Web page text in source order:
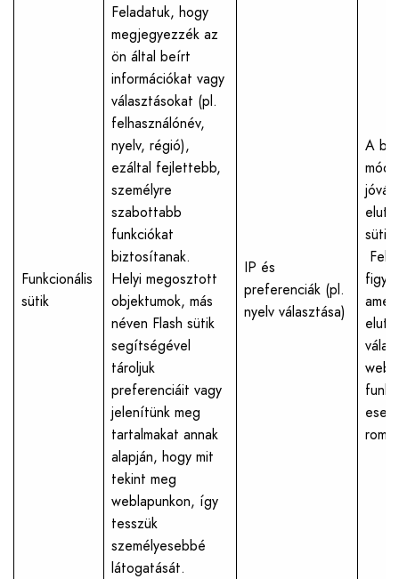
Funkcionális
sütik
Feladatuk, hogy
megjegyezzék az
ön által beírt
információkat vagy
választásokat (pl.
felhasználónév,
nyelv, régió),
ezáltal fejlettebb,
személyre
szabottabb
funkciókat
biztosítanak.
Helyi megosztott
objektumok, más
néven Flash sütik
segítségével
tároljuk
preferenciáit vagy
jelenítünk meg
tartalmakat annak
alapján, hogy mit
tekint meg
weblapunkon, így
tesszük
személyesebbé
látogatását.
IP és
preferenciák (pl.
nyelv választása)
A